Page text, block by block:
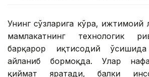
Унинг сўзларига кўра, ижтимоий
мамлакатнинг технологик
барқарор иқтисодий
айланиб бормоқда. Улар
қиймат яратади, балки